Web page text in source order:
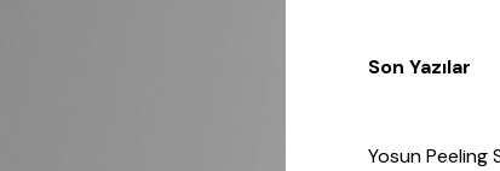
Son Yazılar
Yosun Peeling